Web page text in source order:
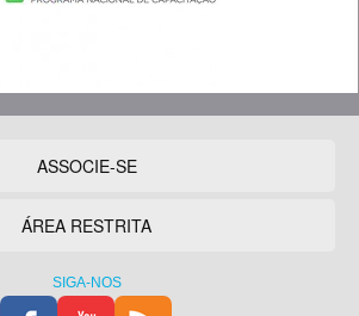
ASSOCIE-SE
ÁREA RESTRITA
SIGA-NOS